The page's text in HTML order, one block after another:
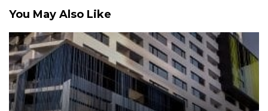
You May Also Like